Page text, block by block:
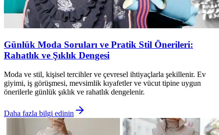
Günlük Moda Soruları ve Pratik Stil Önerileri:
Rahatlık ve Şıklık Dengesi
Moda ve stil, kişisel tercihler ve çevresel ihtiyaçlarla şekillenir. Ev
giyimi, iş görüşmesi, mevsimlik kıyafetler ve vücut tipine uygun
önerilerle günlük şıklık ve rahatlık dengelenir.
Daha fazla bilgi edinin